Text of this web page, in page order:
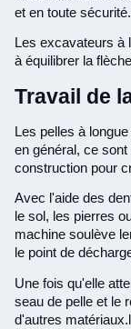
et en toute sécurité.
Les excavateurs à
à équilibrer la
Travail de
Les pelles à
en général, ce
construction pour
Avec l'aide des
le sol, les pierres
machine soulève
le point de
Une fois qu'elle
seau de pelle et le
d'autres